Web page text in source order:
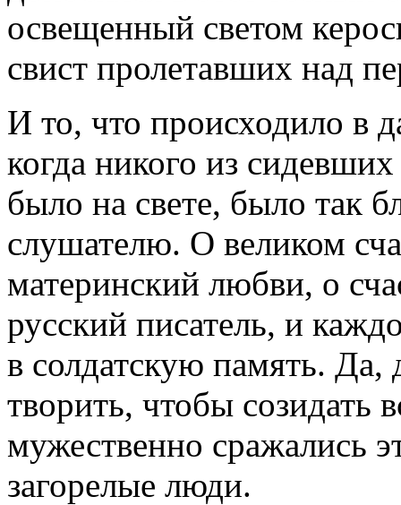
освещенный светом
свист пролетавших над
И то, что происходило в
когда никого из
было на свете, было так
слушателю. О великом
материнский любви, о
русский писатель, и
в солдатскую память. Да,
творить, чтобы созидать
мужественно сражались
загорелые люди.